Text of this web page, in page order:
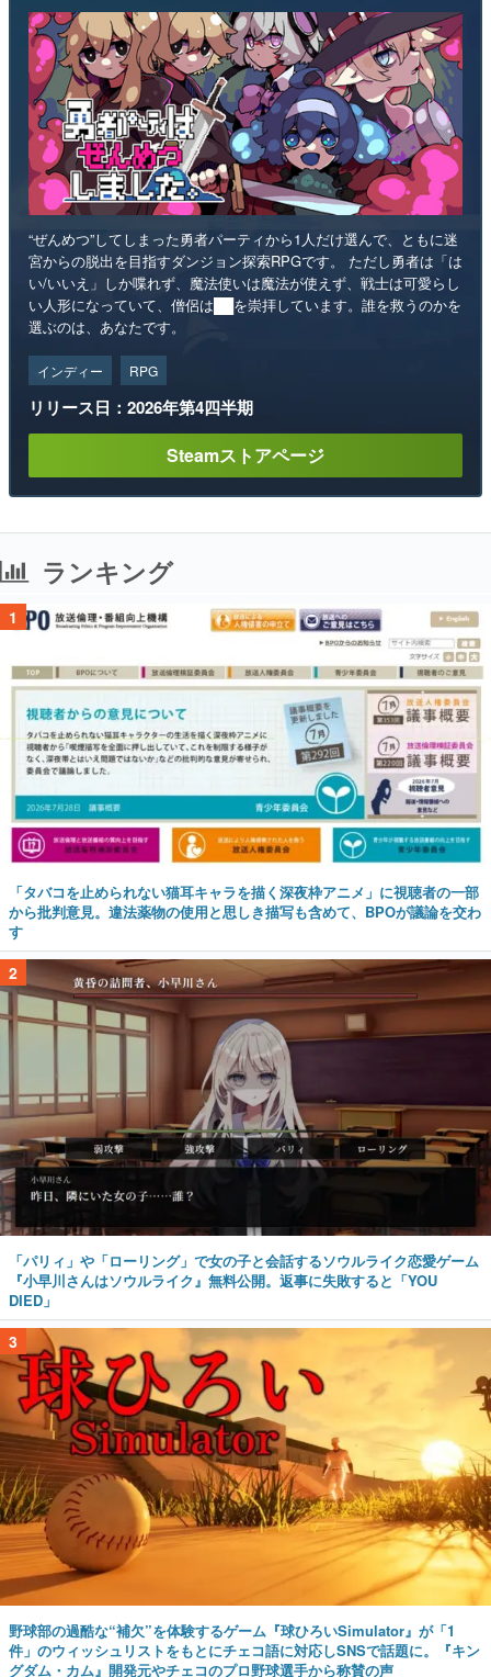
“ぜんめつ”してしまった勇者パーティから1人だけ選んで、ともに迷
宮からの脱出を目指すダンジョン探索RPGです。 ただし勇者は「は
い/いいえ」しか喋れず、魔法使いは魔法が使えず、戦士は可愛らし
い人形になっていて、僧侶は██を崇拝しています。誰を救うのかを
選ぶのは、あなたです。
インディー RPG
リリース日：2026年第4四半期
Steamストアページ
ランキング
1
「タバコを止められない猫耳キャラを描く深夜枠アニメ」に視聴者の一部
から批判意見。違法薬物の使用と思しき描写も含めて、BPOが議論を交わ
す
2
「パリィ」や「ローリング」で女の子と会話するソウルライク恋愛ゲーム
『小早川さんはソウルライク』無料公開。返事に失敗すると「YOU
DIED」
3
野球部の過酷な“補欠”を体験するゲーム『球ひろいSimulator』が「1
件」のウィッシュリストをもとにチェコ語に対応しSNSで話題に。『キン
グダム・カム』開発元やチェコのプロ野球選手から称賛の声